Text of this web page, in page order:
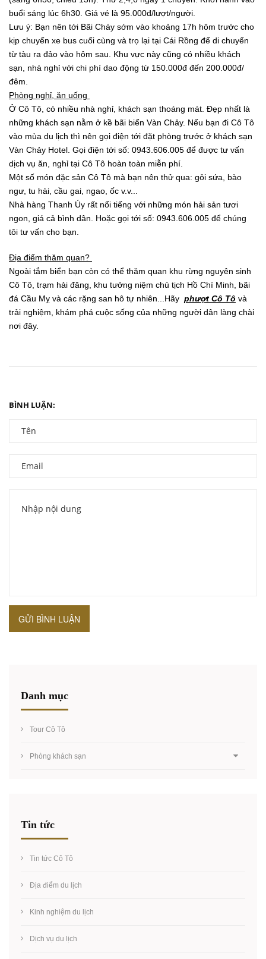
buổi sáng lúc 6h30. Giá vé là 95.000đ/lượt/người.
Lưu ý: Bạn nên tới Bãi Cháy sớm vào khoảng 17h hôm trước cho
kịp chuyến xe bus cuối cùng và trọ lại tại Cái Rồng để di chuyển
từ tàu ra đảo vào hôm sau. Khu vực này cũng có nhiều khách
sạn, nhà nghỉ với chi phí dao động từ 150.000đ đến 200.000đ/
đêm.
Phòng nghỉ, ăn uống
Ở Cô Tô, có nhiều nhà nghỉ, khách sạn thoáng mát. Đẹp nhất là
những khách sạn nằm ở kề bãi biển Vàn Chảy. Nếu bạn đi Cô Tô
vào mùa du lịch thì nên gọi điện tới đặt phòng trước ở khách sạn
Vàn Chảy Hotel. Gọi điện tới số: 0943.606.005 để được tư vấn
dịch vụ ăn, nghỉ tại Cô Tô hoàn toàn miễn phí.
Một số món đặc sản Cô Tô mà bạn nên thử qua: gỏi sứa, bào
ngư, tu hài, cầu gai, ngao, ốc v.v...
Nhà hàng Thanh Úy rất nổi tiếng với những món hải sản tươi
ngon, giá cả bình dân. Hoặc gọi tới số: 0943.606.005 để chúng
tôi tư vấn cho bạn.
Địa điểm thăm quan?
Ngoài tắm biển bạn còn có thể thăm quan khu rừng nguyên sinh
Cô Tô, trạm hải đăng, khu tưởng niệm chủ tịch Hồ Chí Minh, bãi
đá Cầu Mỵ và các rặng san hô tự nhiên...Hãy phượt Cô Tô và
trải nghiệm, khám phá cuộc sống của những người dân làng chài
nơi đây.
BÌNH LUẬN:
GỬI BÌNH LUẬN
Danh mục
Tour Cô Tô
Phòng khách sạn
Tin tức
Tin tức Cô Tô
Địa điểm du lịch
Kinh nghiệm du lịch
Dịch vụ du lịch